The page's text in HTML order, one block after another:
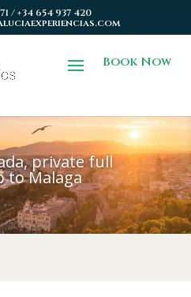
/ +34 654 937 420
Book Now
private full
to Malaga